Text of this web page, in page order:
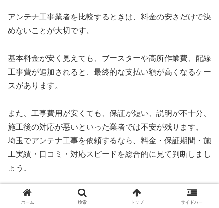
アンテナ工事業者を比較するときは、料金の安さだけで決
めないことが大切です。
基本料金が安く見えても、ブースターや高所作業費、配線
工事費が追加されると、最終的な支払い額が高くなるケー
スがあります。
また、工事費用が安くても、保証が短い、説明が不十分、
施工後の対応が悪いといった業者では不安が残ります。
埼玉でアンテナ工事を依頼するなら、料金・保証期間・施
工実績・口コミ・対応スピードを総合的に見て判断しまし
ょう。
おすすめは、見積もり時の対応を比較することです。
ホーム 検索 トップ サイドバー